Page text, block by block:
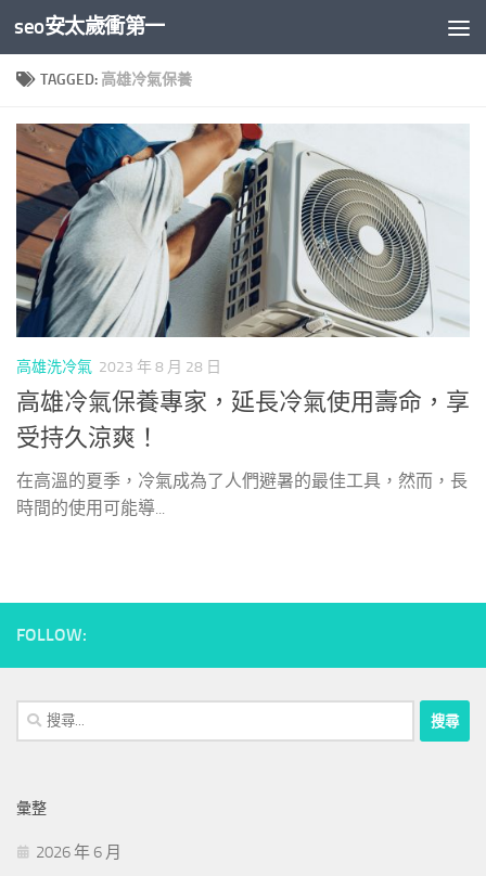
Skip to content
seo安太歲衝第一
TAGGED: 高雄冷氣保養
高雄洗冷氣 2023 年 8 月 28 日
高雄冷氣保養專家，延長冷氣使用壽命，享
受持久涼爽！
在高溫的夏季，冷氣成為了人們避暑的最佳工具，然而，長
時間的使用可能導...
FOLLOW:
搜
尋
字:
彙整
2026 年 6 月